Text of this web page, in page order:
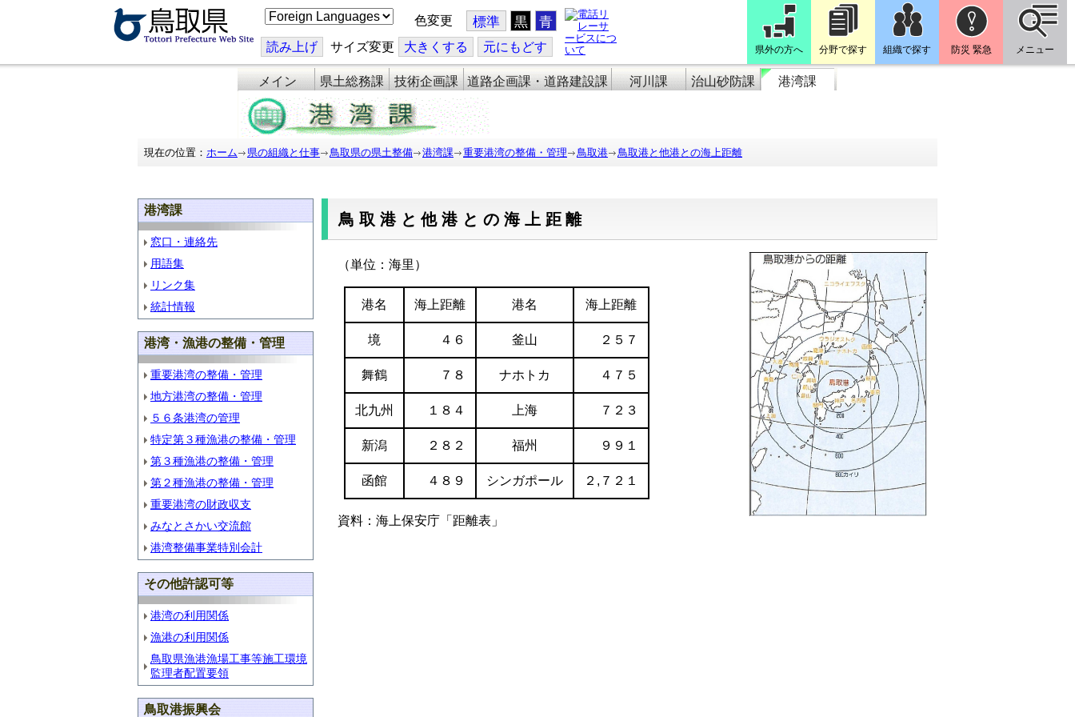
こ
の
ジ
を
翻
訳
す
る
色変更 標準 黒 青
読み上げ サイズ変更 大きくする 元にもどす 県外の方へ 分野で探す 組織で探す 防災 緊急 メニュー
メイン 県土総務課 技術企画課 道路企画課・道路建設課 河川課 治山砂防課 港湾課
現在の位置： ホーム 県の組織と仕事 鳥取県の県土整備 港湾課 重要港湾の整備・管理 鳥取港 鳥取港と他港との海上距離
港湾課
窓口・連絡先
用語集
リンク集
統計情報
港湾・漁港の整備・管理
重要港湾の整備・管理
地方港湾の整備・管理
５６条港湾の管理
特定第３種漁港の整備・管理
第３種漁港の整備・管理
第２種漁港の整備・管理
重要港湾の財政収支
みなとさかい交流館
港湾整備事業特別会計
その他許認可等
港湾の利用関係
漁港の利用関係
鳥取県漁港漁場工事等施工環境
監理者配置要領
鳥取港振興会
鳥取港と他港との海上距離
（単位：海里）
港名 海上距離 港名 海上距離
境 ４６ 釜山 ２５７
舞鶴 ７８ ナホトカ ４７５
北九州 １８４ 上海 ７２３
新潟 ２８２ 福州 ９９１
函館 ４８９ シンガポール ２,７２１
資料：海上保安庁「距離表」